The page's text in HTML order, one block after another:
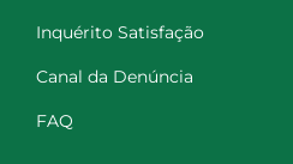
Inquérito Satisfação
Canal da Denúncia
FAQ